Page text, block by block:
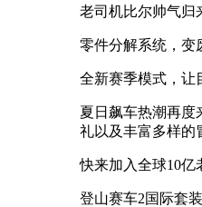
老司机比尔帅气归
零件分解系统，变
全新赛季模式，让
夏日飙车热潮再度
礼以及丰富多样的
快来加入全球10亿
登山赛车2国际套